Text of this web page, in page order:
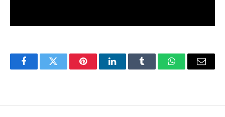
FacebookTwitter PinterestLinkedInTumblr WhatsAppEmail